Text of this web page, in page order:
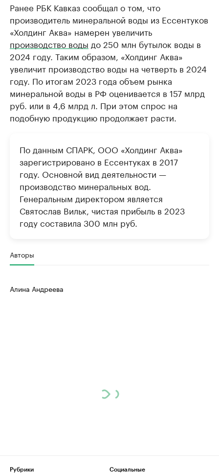
Ранее РБК Кавказ сообщал о том, что
производитель минеральной воды из Ессентуков
«Холдинг Аква» намерен увеличить
производство воды до 250 млн бутылок воды в
2024 году. Таким образом, «Холдинг Аква»
увеличит производство воды на четверть в 2024
году. По итогам 2023 года объем рынка
минеральной воды в РФ оценивается в 157 млрд
руб. или в 4,6 млрд л. При этом спрос на
подобную продукцию продолжает расти.
По данным СПАРК, ООО «Холдинг Аква»
зарегистрировано в Ессентуках в 2017
году. Основной вид деятельности —
производство минеральных вод.
Генеральным директором является
Святослав Вильк, чистая прибыль в 2023
году составила 300 млн руб.
Авторы
Алина Андреева
Рубрики
Социальные